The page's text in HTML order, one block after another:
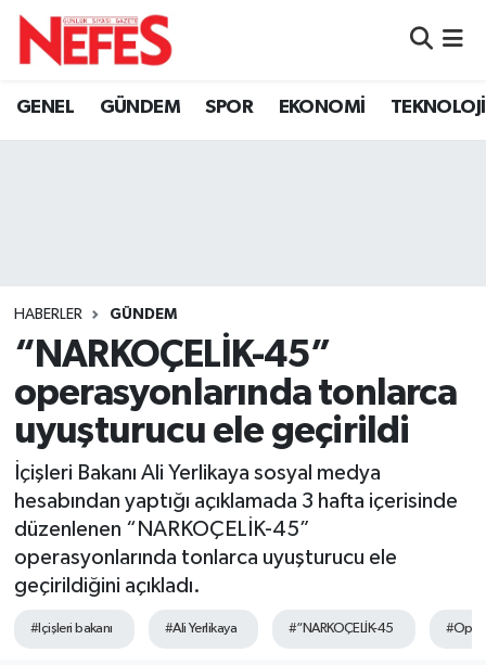
GENEL GÜNDEM SPOR EKONOMİ TEKNOLOJİ
HABERLER GÜNDEM
“NARKOÇELİK-45”
operasyonlarında tonlarca
uyuşturucu ele geçirildi
İçişleri Bakanı Ali Yerlikaya sosyal medya
hesabından yaptığı açıklamada 3 hafta içerisinde
düzenlenen “NARKOÇELİK-45”
operasyonlarında tonlarca uyuşturucu ele
geçirildiğini açıkladı.
#Içişleri bakanı #Ali Yerlikaya #“NARKOÇELİK-45
Hava Durumu
Süper Lig Puan Durumu ve Fikstür
Tüm Manşetler
Son Dakika Haberleri
Haber Arşivi